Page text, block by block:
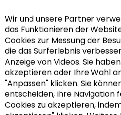
Recherche
DIE THEMENBLÄTTER
DER ADEUS N°207
Lebens- und
fortbewegungsarten: eine
komplizierte gleichung
08/2016
Wir und unsere Partner
das Funktionieren der
Cookies zur Messung der
die das Surferlebnis
Anzeige von Videos. Sie
akzeptieren oder Ihre Wahl
"Anpassen" klicken. Sie
entscheiden, Ihre Navigation
Cookies zu akzeptieren,